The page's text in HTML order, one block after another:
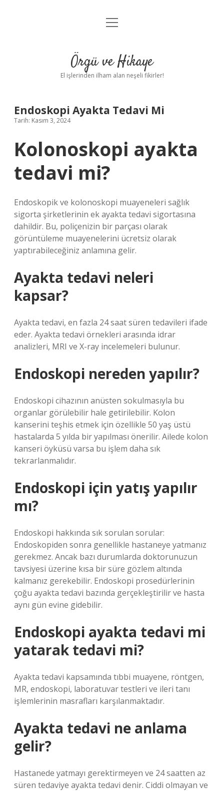
Anasayfa
Yasal Uyarı
menüyü
Örgü ve Hikaye
El işlerinden ilham alan neşeli fikirler!
Endoskopi Ayakta Tedavi Mi
Tarih: Kasım 3, 2024
Kolonoskopi ayakta
tedavi mi?
Endoskopik ve kolonoskopi muayeneleri sağlık
sigorta şirketlerinin ek ayakta tedavi sigortasına
dahildir. Bu, poliçenizin bir parçası olarak
görüntüleme muayenelerini ücretsiz olarak
yaptırabileceğiniz anlamına gelir.
Ayakta tedavi neleri
kapsar?
Ayakta tedavi, en fazla 24 saat süren tedavileri ifade
eder. Ayakta tedavi örnekleri arasında idrar
analizleri, MRI ve X-ray incelemeleri bulunur.
Endoskopi nereden yapılır?
Endoskopi cihazının anüsten sokulmasıyla bu
organlar görülebilir hale getirilebilir. Kolon
kanserini teşhis etmek için özellikle 50 yaş üstü
hastalarda 5 yılda bir yapılması önerilir. Ailede kolon
kanseri öyküsü varsa bu işlem daha sık
tekrarlanmalıdır.
Endoskopi için yatış yapılır
mı?
Endoskopi hakkında sık sorulan sorular:
Endoskopiden sonra genellikle hastaneye yatmanız
gerekmez. Ancak bazı durumlarda doktorunuzun
tavsiyesi üzerine kısa bir süre gözlem altında
kalmanız gerekebilir. Endoskopi prosedürlerinin
çoğu ayakta tedavi bazında gerçekleştirilir ve hasta
aynı gün evine gidebilir.
Endoskopi ayakta tedavi mi
yatarak tedavi mi?
Ayakta tedavi kapsamında tıbbi muayene, röntgen,
MR, endoskopi, laboratuvar testleri ve ileri tanı
işlemlerinin masrafları karşılanmaktadır.
Ayakta tedavi ne anlama
gelir?
Hastanede yatmayı gerektirmeyen ve 24 saatten az
süren tedaviye ayakta tedavi denir. Ciddi olmayan ve